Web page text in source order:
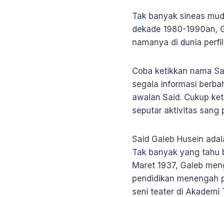
Tak banyak sineas
dekade 1980-1990an,
namanya di dunia
Coba ketikkan nama
segala informasi
awalan Said. Cukup
seputar aktivitas sang
Said Galeb Husein
Tak banyak yang tahu
Maret 1937, Galeb
pendidikan menengah
seni teater di Akademi